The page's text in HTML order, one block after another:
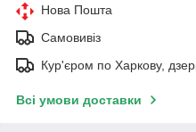
Нова Пошта
Самовивіз
Кур'єром по Харкову,
Всі умови доставки